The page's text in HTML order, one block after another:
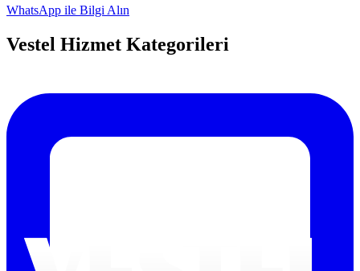
WhatsApp ile Bilgi Alın
Vestel Hizmet Kategorileri